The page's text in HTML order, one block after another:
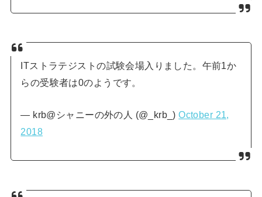
ITストラテジストの試験会場入りました。午前1か
らの受験者は0のようです。
— krb@シャニーの外の人 (@_krb_)October 21,
2018